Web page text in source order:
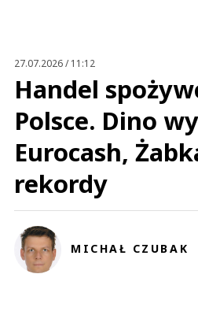
27.07.2026 / 11:12
Handel
Polsce. Dino
Eurocash,
rekordy
MICHAŁ CZUBAK